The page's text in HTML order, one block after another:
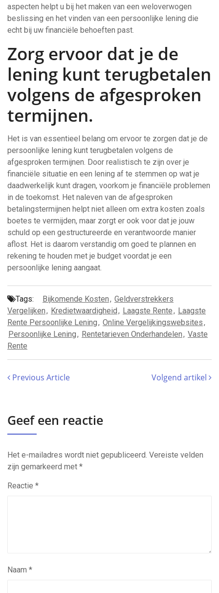
aspecten helpt u bij het maken van een weloverwogen
beslissing en het vinden van een persoonlijke lening die
echt bij uw financiële behoeften past.
Zorg ervoor dat je de
lening kunt terugbetalen
volgens de afgesproken
termijnen.
Het is van essentieel belang om ervoor te zorgen dat je de
persoonlijke lening kunt terugbetalen volgens de
afgesproken termijnen. Door realistisch te zijn over je
financiële situatie en een lening af te stemmen op wat je
daadwerkelijk kunt dragen, voorkom je financiële problemen
in de toekomst. Het naleven van de afgesproken
betalingstermijnen helpt niet alleen om extra kosten zoals
boetes te vermijden, maar zorgt er ook voor dat je jouw
schuld op een gestructureerde en verantwoorde manier
aflost. Het is daarom verstandig om goed te plannen en
rekening te houden met je budget voordat je een
persoonlijke lening aangaat.
Tags: Bijkomende Kosten, Geldverstrekkers
Vergelijken, Kredietwaardigheid, Laagste Rente, Laagste
Rente Persoonlijke Lening, Online Vergelijkingswebsites,
Persoonlijke Lening, Rentetarieven Onderhandelen, Vaste
Rente
Previous Article Volgend artikel
Geef een reactie
Het e-mailadres wordt niet gepubliceerd. Vereiste velden
zijn gemarkeerd met *
Reactie *
Naam *